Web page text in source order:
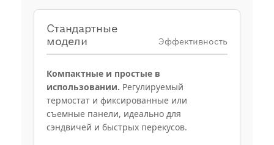
Стандартные
модели
Эффективность
Компактные и простые в
использовании. Регулируемый
термостат и фиксированные или
съемные панели, идеально для
сэндвичей и быстрых перекусов.